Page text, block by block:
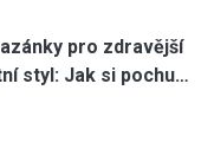
pro zdravější
styl: Jak si pochu…